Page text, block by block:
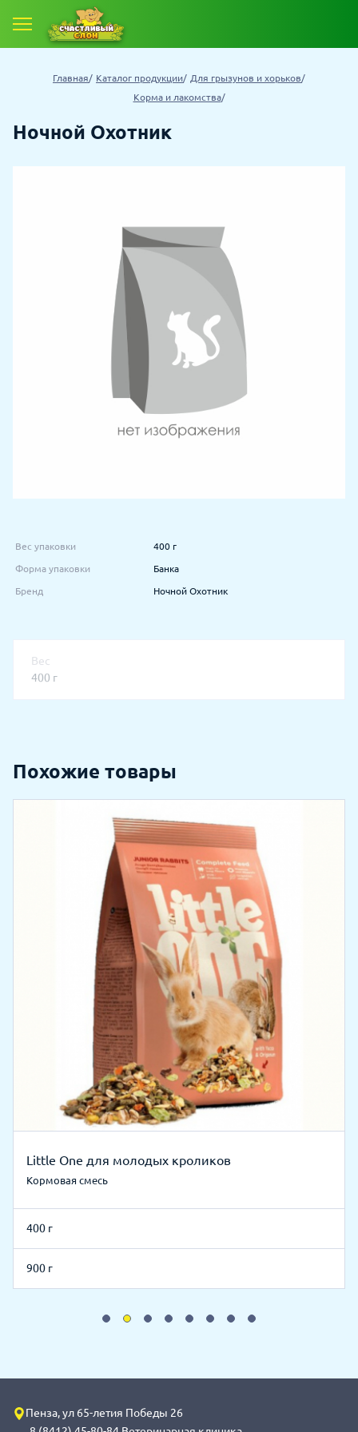
Главная Каталог продукции
Для грызунов и хорьков
Корма и лакомства
Ночной Охотник
Вес упаковки 400 г
Форма упаковки Банка
Бренд Ночной Охотник
Вес
400 г
Похожие товары
Little One для молодых кроликов
Кормовая смесь
400 г
900 г
Пенза, ул 65-летия Победы 26